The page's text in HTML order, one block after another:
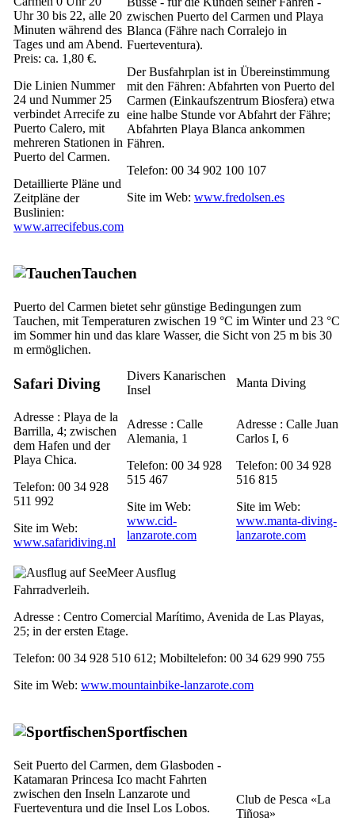
Uhr 30 bis 22, alle 20
Minuten während des
Tages und am Abend.
Preis: ca. 1,80 €.
Die Linien Nummer
24 und Nummer 25
verbindet Arrecife zu
Puerto Calero, mit
mehreren Stationen in
Puerto del Carmen.
Detaillierte Pläne und
Zeitpläne der
Buslinien:
www.arrecifebus.com
zwischen Puerto del Carmen und Playa
Blanca (Fähre nach Corralejo in
Fuerteventura).
Der Busfahrplan ist in Übereinstimmung
mit den Fähren: Abfahrten von Puerto del
Carmen (Einkaufszentrum Biosfera) etwa
eine halbe Stunde vor Abfahrt der Fähre;
Abfahrten Playa Blanca ankommen
Fähren.
Telefon: 00 34 902 100 107
Site im Web: www.fredolsen.es
Tauchen
Puerto del Carmen bietet sehr günstige Bedingungen zum
Tauchen, mit Temperaturen zwischen 19 °C im Winter und 23 °C
im Sommer hin und das klare Wasser, die Sicht von 25 m bis 30
m ermöglichen.
Safari Diving
Divers Kanarischen
Insel
Manta Diving
Adresse : Playa de la
Barrilla, 4; zwischen
dem Hafen und der
Playa Chica.
Telefon: 00 34 928
511 992
Site im Web:
www.safaridiving.nl
Adresse : Calle
Alemania, 1
Telefon: 00 34 928
515 467
Site im Web:
www.cid-
lanzarote.com
Adresse : Calle Juan
Carlos I, 6
Telefon: 00 34 928
516 815
Site im Web:
www.manta-diving-
lanzarote.com
Meer Ausflug
Fahrradverleih.
Adresse : Centro Comercial Marítimo, Avenida de Las Playas,
25; in der ersten Etage.
Telefon: 00 34 928 510 612; Mobiltelefon: 00 34 629 990 755
Site im Web: www.mountainbike-lanzarote.com
Sportfischen
Seit Puerto del Carmen, dem Glasboden -
Katamaran Princesa Ico macht Fahrten
zwischen den Inseln Lanzarote und
Fuerteventura und die Insel Los Lobos.
Club de Pesca «La
Tiñosa»